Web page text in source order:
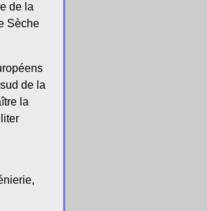
de la
Sèche
de la
la